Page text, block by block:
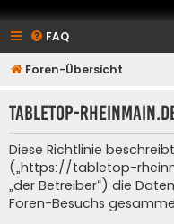
FAQ
Foren-Übersicht
tabletop-
Diese Richtlinie
(„https://tabletop-
„der Betreiber“) die
Foren-Besuchs